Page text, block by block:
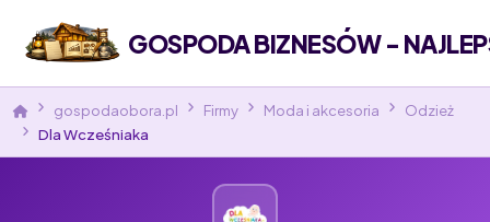
GOSPODA BIZNESÓW -
gospodaobora.pl Firmy Moda i akcesoria
Odzież
Dla Wcześniaka